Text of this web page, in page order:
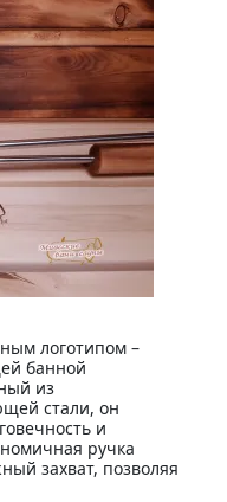
логотипом –
банной
из
стали, он
и
ручка
захват, позволяя